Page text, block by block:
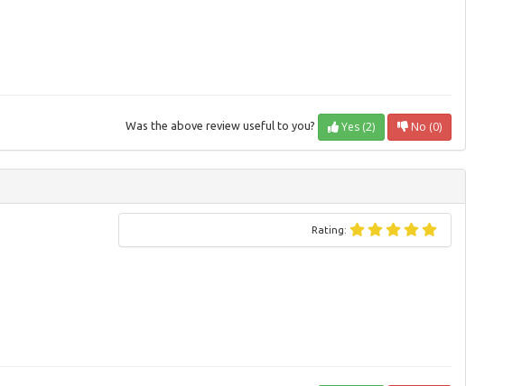
Was the above review useful to you? Yes (2) No (0)
Rating: